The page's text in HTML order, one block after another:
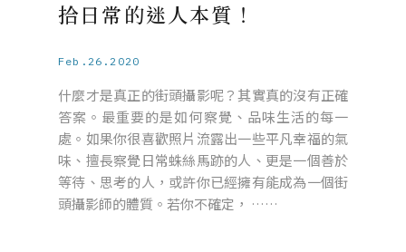
拾日常的迷人本質！
Feb.26.2020
什麼才是真正的街頭攝影呢？其實真的沒有正確
答案。最重要的是如何察覺、品味生活的每一
處。如果你很喜歡照片流露出一些平凡幸福的氣
味、擅長察覺日常蛛絲馬跡的人、更是一個善於
等待、思考的人，或許你已經擁有能成為一個街
頭攝影師的體質。若你不確定， ……